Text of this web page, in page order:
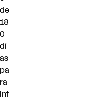
de
18
0
dí
as
pa
ra
inf